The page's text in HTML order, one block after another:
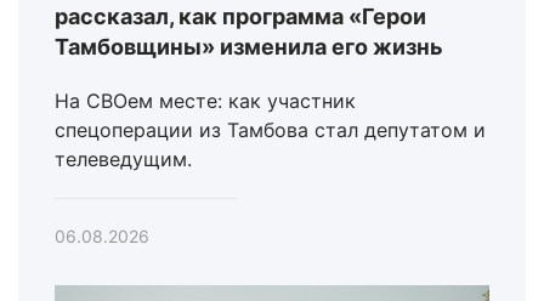
рассказал, как программа «Герои
Тамбовщины» изменила его жизнь
На СВОем месте: как участник
спецоперации из Тамбова стал депутатом и
телеведущим.
06.08.2026